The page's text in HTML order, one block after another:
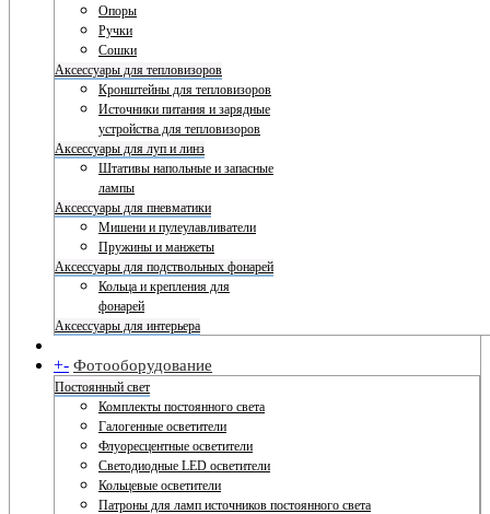
Опоры
Ручки
Сошки
Аксессуары для тепловизоров
Кронштейны для тепловизоров
Источники питания и зарядные
устройства для тепловизоров
Аксессуары для луп и линз
Штативы напольные и запасные
лампы
Аксессуары для пневматики
Мишени и пулеулавливатели
Пружины и манжеты
Аксессуары для подствольных фонарей
Кольца и крепления для
фонарей
Аксессуары для интерьера
+- Фотооборудование
Постоянный свет
Комплекты постоянного света
Галогенные осветители
Флуоресцентные осветители
Светодиодные LED осветители
Кольцевые осветители
Патроны для ламп источников постоянного света